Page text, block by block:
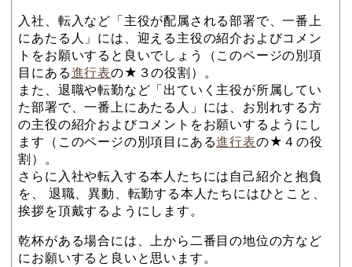
入社、転入など「主役が配属される部署で、一番上
にあたる人」には、迎える主役の紹介およびコメン
トをお願いすると良いでしょう（このページの別項
目にある進行表の★３の役割）。
また、退職や転勤など「出ていく主役が所属してい
た部署で、一番上にあたる人」には、お別れする方
の主役の紹介およびコメントをお願いするようにし
ます（このページの別項目にある進行表の★４の役
割）。
さらに入社や転入する本人たちには自己紹介と抱負
を、 退職、異動、転勤する本人たちにはひとこと、
挨拶を頂戴するようにします。
乾杯がある場合には、上から二番目の地位の方など
にお願いすると良いと思います。